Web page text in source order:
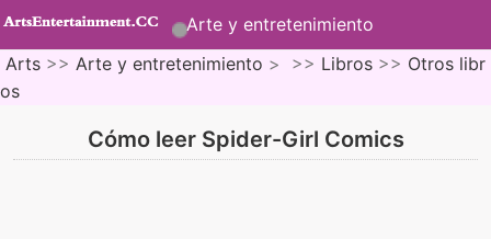
Arte y entretenimiento
Arts >> Arte y entretenimiento > >> Libros >> Otros libr
os
Cómo leer Spider-Girl Comics